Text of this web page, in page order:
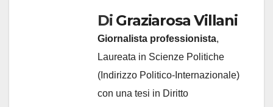
Di Graziarosa Villani
Giornalista professionista,
Laureata in Scienze Politiche
(Indirizzo Politico-Internazionale)
con una tesi in Diritto